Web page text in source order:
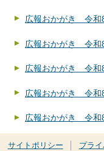
広報おかがき 令和
広報おかがき 令和
広報おかがき 令和
広報おかがき 令和
広報おかがき 令和
サイトポリシー プラ